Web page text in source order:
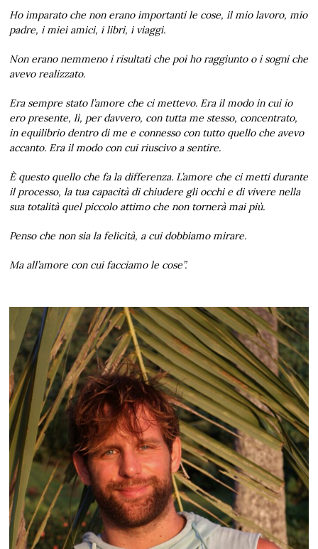
Ho imparato che non erano importanti le cose, il mio lavoro, mio
padre, i miei amici, i libri, i viaggi.
Non erano nemmeno i risultati che poi ho raggiunto o i sogni che
avevo realizzato.
Era sempre stato l’amore che ci mettevo. Era il modo in cui io
ero presente, lì, per davvero, con tutta me stesso, concentrato,
in equilibrio dentro di me e connesso con tutto quello che avevo
accanto. Era il modo con cui riuscivo a sentire.
È questo quello che fa la differenza. L’amore che ci metti durante
il processo, la tua capacità di chiudere gli occhi e di vivere nella
sua totalità quel piccolo attimo che non tornerà mai più.
Penso che non sia la felicità, a cui dobbiamo mirare.
Ma all’amore con cui facciamo le cose”.